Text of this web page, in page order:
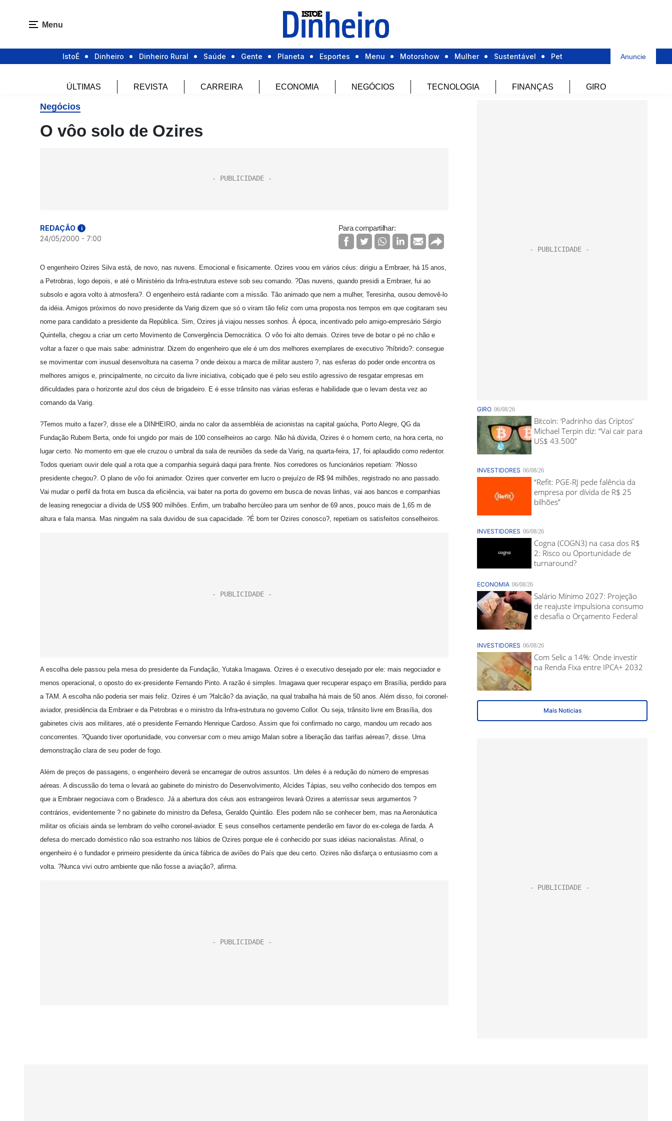
Menu
IstoÉ Dinheiro Dinheiro Rural Saúde Gente Planeta Esportes Menu Motorshow Mulher Sustentável Pet Anuncie
ÚLTIMAS REVISTA CARREIRA ECONOMIA NEGÓCIOS TECNOLOGIA FINANÇAS GIRO
Negócios
O vôo solo de Ozires
REDAÇÃO i
24/05/2000 - 7:00
Para compartilhar:
O engenheiro Ozires Silva está, de novo, nas nuvens. Emocional e fisicamente. Ozires voou em vários céus: dirigiu a Embraer, há 15 anos,
a Petrobras, logo depois, e até o Ministério da Infra-estrutura esteve sob seu comando. ?Das nuvens, quando presidi a Embraer, fui ao
subsolo e agora volto à atmosfera?. O engenheiro está radiante com a missão. Tão animado que nem a mulher, Teresinha, ousou demovê-lo
da idéia. Amigos próximos do novo presidente da Varig dizem que só o viram tão feliz com uma proposta nos tempos em que cogitaram seu
nome para candidato a presidente da República. Sim, Ozires já viajou nesses sonhos. À época, incentivado pelo amigo-empresário Sérgio
Quintella, chegou a criar um certo Movimento de Convergência Democrática. O vôo foi alto demais. Ozires teve de botar o pé no chão e
voltar a fazer o que mais sabe: administrar. Dizem do engenheiro que ele é um dos melhores exemplares de executivo ?híbrido?: consegue
se movimentar com inusual desenvoltura na caserna ? onde deixou a marca de militar austero ?, nas esferas do poder onde encontra os
melhores amigos e, principalmente, no circuito da livre iniciativa, cobiçado que é pelo seu estilo agressivo de resgatar empresas em
dificuldades para o horizonte azul dos céus de brigadeiro. E é esse trânsito nas várias esferas e habilidade que o levam desta vez ao
comando da Varig.
?Temos muito a fazer?, disse ele a DINHEIRO, ainda no calor da assembléia de acionistas na capital gaúcha, Porto Alegre, QG da
Fundação Rubem Berta, onde foi ungido por mais de 100 conselheiros ao cargo. Não há dúvida, Ozires é o homem certo, na hora certa, no
lugar certo. No momento em que ele cruzou o umbral da sala de reuniões da sede da Varig, na quarta-feira, 17, foi aplaudido como redentor.
Todos queriam ouvir dele qual a rota que a companhia seguirá daqui para frente. Nos corredores os funcionários repetiam: ?Nosso
presidente chegou?. O plano de vôo foi animador. Ozires quer converter em lucro o prejuízo de R$ 94 milhões, registrado no ano passado.
Vai mudar o perfil da frota em busca da eficiência, vai bater na porta do governo em busca de novas linhas, vai aos bancos e companhias
de leasing renegociar a dívida de US$ 900 milhões. Enfim, um trabalho hercúleo para um senhor de 69 anos, pouco mais de 1,65 m de
altura e fala mansa. Mas ninguém na sala duvidou de sua capacidade. ?É bom ter Ozires conosco?, repetiam os satisfeitos conselheiros.
A escolha dele passou pela mesa do presidente da Fundação, Yutaka Imagawa. Ozires é o executivo desejado por ele: mais negociador e
menos operacional, o oposto do ex-presidente Fernando Pinto. A razão é simples. Imagawa quer recuperar espaço em Brasília, perdido para
a TAM. A escolha não poderia ser mais feliz. Ozires é um ?falcão? da aviação, na qual trabalha há mais de 50 anos. Além disso, foi coronel-
aviador, presidência da Embraer e da Petrobras e o ministro da Infra-estrutura no governo Collor. Ou seja, trânsito livre em Brasília, dos
gabinetes civis aos militares, até o presidente Fernando Henrique Cardoso. Assim que foi confirmado no cargo, mandou um recado aos
concorrentes. ?Quando tiver oportunidade, vou conversar com o meu amigo Malan sobre a liberação das tarifas aéreas?, disse. Uma
demonstração clara de seu poder de fogo.
Além de preços de passagens, o engenheiro deverá se encarregar de outros assuntos. Um deles é a redução do número de empresas
aéreas. A discussão do tema o levará ao gabinete do ministro do Desenvolvimento, Alcides Tápias, seu velho conhecido dos tempos em
que a Embraer negociava com o Bradesco. Já a abertura dos céus aos estrangeiros levará Ozires a aterrissar seus argumentos ?
contrários, evidentemente ? no gabinete do ministro da Defesa, Geraldo Quintão. Eles podem não se conhecer bem, mas na Aeronáutica
militar os oficiais ainda se lembram do velho coronel-aviador. E seus conselhos certamente penderão em favor do ex-colega de farda. A
defesa do mercado doméstico não soa estranho nos lábios de Ozires porque ele é conhecido por suas idéias nacionalistas. Afinal, o
engenheiro é o fundador e primeiro presidente da única fábrica de aviões do País que deu certo. Ozires não disfarça o entusiasmo com a
volta. ?Nunca vivi outro ambiente que não fosse a aviação?, afirma.